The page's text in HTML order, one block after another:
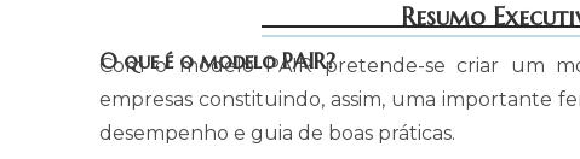
Resumo
O que é o modelo PAIR?
Com o modelo PAIR pretende-se criar um
empresas constituindo, assim, uma importante
desempenho e guia de boas práticas.